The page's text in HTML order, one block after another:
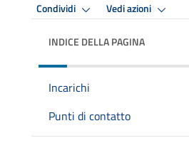
Condividi Vedi azioni
INDICE DELLA PAGINA
Incarichi
Punti di contatto